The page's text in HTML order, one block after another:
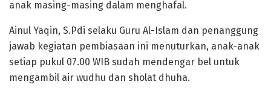
anak masing-masing dalam menghafal.
Ainul Yaqin, S.Pdi selaku Guru Al-Islam dan penanggung
jawab kegiatan pembiasaan ini menuturkan, anak-anak
setiap pukul 07.00 WIB sudah mendengar bel untuk
mengambil air wudhu dan sholat dhuha.